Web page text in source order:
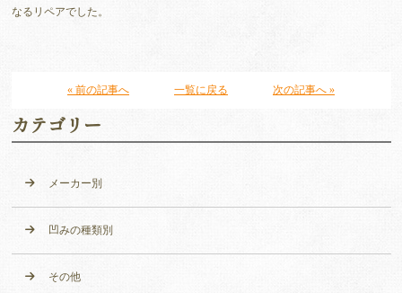
なるリペアでした。
« 前の記事へ 一覧に戻る 次の記事へ »
カテゴリー
メーカー別
凹みの種類別
その他